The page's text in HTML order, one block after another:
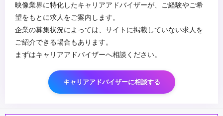
映像業界に特化したキャリアアドバイザーが、ご経験やご希
望をもとに求人をご案内します。
企業の募集状況によっては、サイトに掲載していない求人を
ご紹介できる場合もあります。
まずはキャリアアドバイザーへ相談ください。
キャリアアドバイザーに相談する